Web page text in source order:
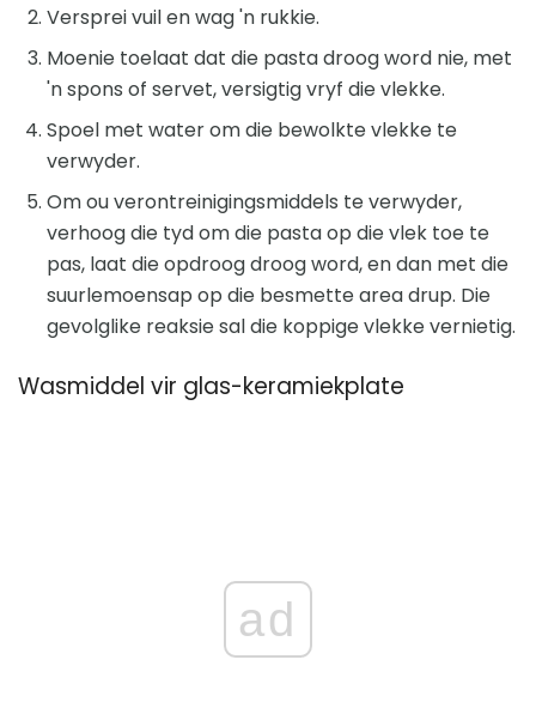
Versprei vuil en wag 'n rukkie.
Moenie toelaat dat die pasta droog word nie, met
'n spons of servet, versigtig vryf die vlekke.
Spoel met water om die bewolkte vlekke te
verwyder.
Om ou verontreinigingsmiddels te verwyder,
verhoog die tyd om die pasta op die vlek toe te
pas, laat die opdroog droog word, en dan met die
suurlemoensap op die besmette area drup. Die
gevolglike reaksie sal die koppige vlekke vernietig.
Wasmiddel vir glas-keramiekplate
ad